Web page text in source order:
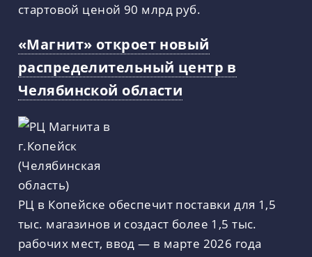
стартовой ценой 90 млрд руб.
«Магнит» откроет новый
распределительный центр в
Челябинской области
РЦ в Копейске обеспечит поставки для 1,5
тыс. магазинов и создаст более 1,5 тыс.
рабочих мест, ввод — в марте 2026 года